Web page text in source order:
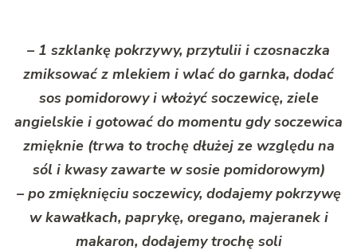
– 1 szklankę pokrzywy, przytulii i czosnaczka
zmiksować z mlekiem i wlać do garnka, dodać
sos pomidorowy i włożyć soczewicę, ziele
angielskie i gotować do momentu gdy soczewica
zmięknie (trwa to trochę dłużej ze względu na
sól i kwasy zawarte w sosie pomidorowym)
– po zmięknięciu soczewicy, dodajemy pokrzywę
w kawałkach, paprykę, oregano, majeranek i
makaron, dodajemy trochę soli